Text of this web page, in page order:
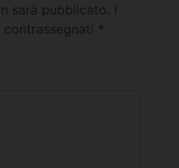
sarà pubblicato.
*